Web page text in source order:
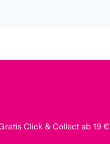
Click & Collect ab 19 €